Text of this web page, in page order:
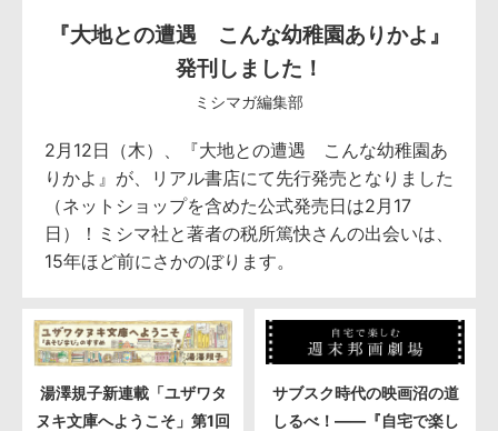
『大地との遭遇 こんな幼稚園ありかよ』
発刊しました！
ミシマガ編集部
2月12日（木）、『大地との遭遇 こんな幼稚園あ
りかよ』が、リアル書店にて先行発売となりました
（ネットショップを含めた公式発売日は2月17
日）！ミシマ社と著者の税所篤快さんの出会いは、
15年ほど前にさかのぼります。
湯澤規子新連載「ユザワタ
ヌキ文庫へようこそ」第1回
サブスク時代の映画沼の道
しるべ！――『自宅で楽し